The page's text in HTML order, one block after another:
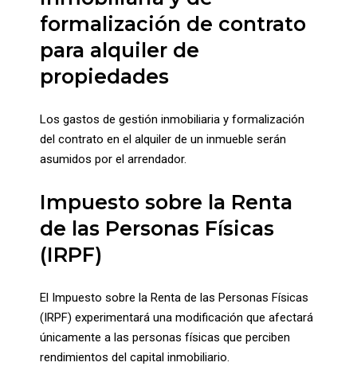
formalización de contrato
para alquiler de
propiedades
Los gastos de gestión inmobiliaria y formalización
del contrato en el alquiler de un inmueble serán
asumidos por el arrendador.
Impuesto sobre la Renta
de las Personas Físicas
(IRPF)
El Impuesto sobre la Renta de las Personas Físicas
(IRPF) experimentará una modificación que afectará
únicamente a las personas físicas que perciben
rendimientos del capital inmobiliario.